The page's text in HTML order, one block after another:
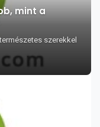
mint a
szerekkel